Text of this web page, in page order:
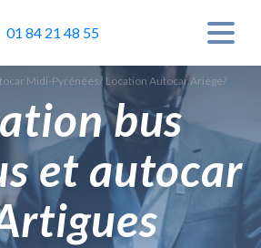
01 84 21 48 55
Midi-Pyrénées/ Location Autocar Ariège/
bus
et autocar